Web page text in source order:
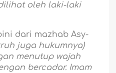
oleh laki-laki
dari mazhab Asy-
juga hukumnya)
menutup wajah
bercadar. Imam